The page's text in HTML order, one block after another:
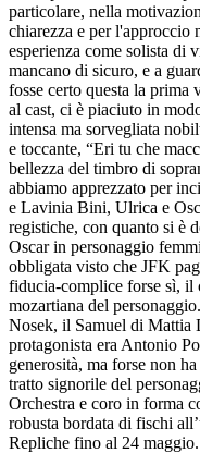
particolare, nella
chiarezza e per l'approccio
esperienza come solista di
mancano di sicuro, e a
fosse certo questa la prima
al cast, ci è piaciuto in
intensa ma sorvegliata
e toccante, “Eri tu che
bellezza del timbro di
abbiamo apprezzato per
e Lavinia Bini, Ulrica e
registiche, con quanto si è
Oscar in personaggio
obbligata visto che JFK
fiducia-complice forse sì, il
mozartiana del
Nosek, il Samuel di
protagonista era Antonio
generosità, ma forse non
tratto signorile del
Orchestra e coro in forma
robusta bordata di fischi
Repliche fino al 24 maggio.